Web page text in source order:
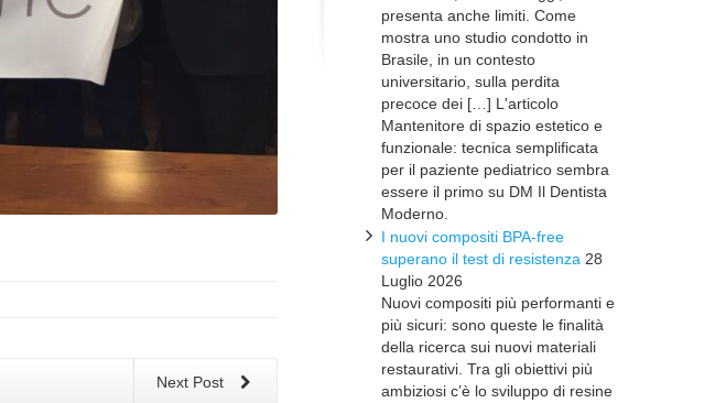
Next Post
presenta anche limiti. Come
mostra uno studio condotto in
Brasile, in un contesto
universitario, sulla perdita
precoce dei […] L'articolo
Mantenitore di spazio estetico e
funzionale: tecnica semplificata
per il paziente pediatrico sembra
essere il primo su DM Il Dentista
Moderno.
I nuovi compositi BPA-free
superano il test di resistenza 28
Luglio 2026
Nuovi compositi più performanti e
più sicuri: sono queste le finalità
della ricerca sui nuovi materiali
restaurativi. Tra gli obiettivi più
ambiziosi c’è lo sviluppo di resine